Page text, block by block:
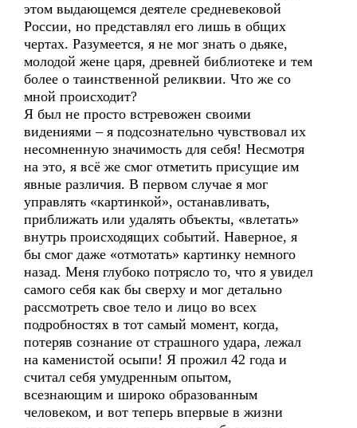
этом выдающемся деятеле средневековой
России, но представлял его лишь в общих
чертах. Разумеется, я не мог знать о дьяке,
молодой жене царя, древней библиотеке и тем
более о таинственной реликвии. Что же со
мной происходит?
Я был не просто встревожен своими
видениями – я подсознательно чувствовал их
несомненную значимость для себя! Несмотря
на это, я всё же смог отметить присущие им
явные различия. В первом случае я мог
управлять «картинкой», останавливать,
приближать или удалять объекты, «влетать»
внутрь происходящих событий. Наверное, я
бы смог даже «отмотать» картинку немного
назад. Меня глубоко потрясло то, что я увидел
самого себя как бы сверху и мог детально
рассмотреть свое тело и лицо во всех
подробностях в тот самый момент, когда,
потеряв сознание от страшного удара, лежал
на каменистой осыпи! Я прожил 42 года и
считал себя умудренным опытом,
всезнающим и широко образованным
человеком, и вот теперь впервые в жизни